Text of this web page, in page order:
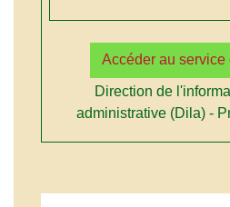
Accéder au service
Direction de
administrative (Dila) -